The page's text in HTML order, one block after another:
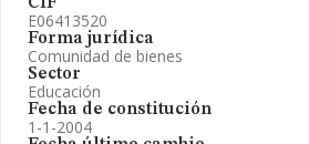
E06413520
Forma jurídica
Comunidad de bienes
Sector
Educación
Fecha de constitución
1-1-2004